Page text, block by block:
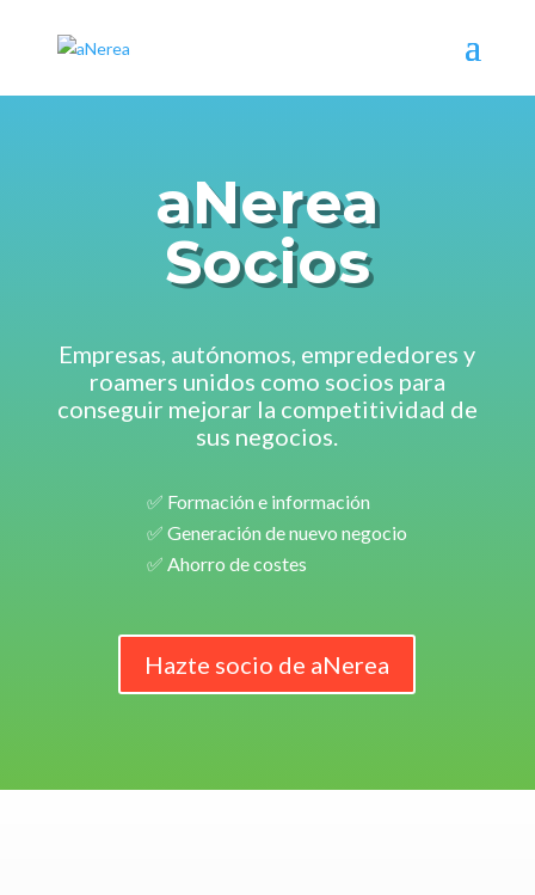
aNerea
Socios
Empresas, autónomos, emprededores y
roamers unidos como socios para
conseguir mejorar la competitividad de
sus negocios.
✅ Formación e información
✅ Generación de nuevo negocio
✅ Ahorro de costes
Hazte socio de aNerea